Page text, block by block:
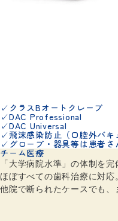
✓ クラスBオートクレーブ
✓DAC Professional
✓DAC Universal
✓飛沫感染防止（口腔外バキ
✓ グローブ・器具等は患者
チーム医療
「大学病院水準」の体制を完
ほぼすべての歯科治療に対応。
他院で断られたケースでも、